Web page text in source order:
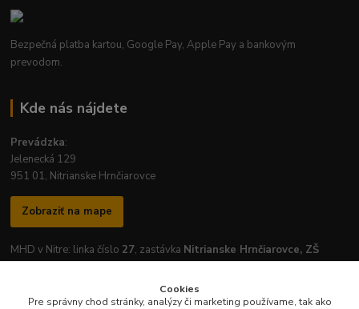
Bezpečná platba kartou, Google Pay, Apple Pay a bankovým
prevodom.
Kde nás nájdete
Prevádzka:
Jelenecká 129
951 01, Nitrianske Hrnčiarovce
Zobraziť na mape
MHD v Nitre: linka číslo 27, zastávka Nitrianske Hrnčiarovce, ZŠ
Cookies
Pre správny chod stránky, analýzy či marketing používame, tak ako